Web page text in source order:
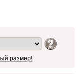
размер!